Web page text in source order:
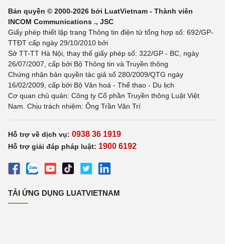
Bản quyền © 2000-2026 bởi LuatVietnam - Thành viên
INCOM Communications ., JSC
Giấy phép thiết lập trang Thông tin điện tử tổng hợp số: 692/GP-
TTĐT cấp ngày 29/10/2010 bởi
Sở TT-TT Hà Nội, thay thế giấy phép số: 322/GP - BC, ngày
26/07/2007, cấp bởi Bộ Thông tin và Truyền thông
Chứng nhận bản quyền tác giả số 280/2009/QTG ngày
16/02/2009, cấp bởi Bộ Văn hoá - Thể thao - Du lịch
Cơ quan chủ quản: Công ty Cổ phần Truyền thông Luật Việt
Nam. Chịu trách nhiệm: Ông Trần Văn Trí
Hỗ trợ về dịch vụ: 0938 36 1919
Hỗ trợ giải đáp pháp luật: 1900 6192
TẢI ỨNG DỤNG LUATVIETNAM